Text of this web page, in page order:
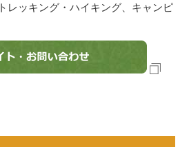
トレッキング・ハイキング、キャンピ